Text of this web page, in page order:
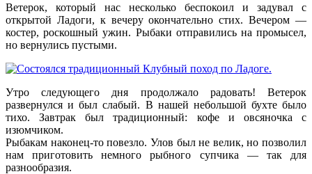
Ветерок, который нас несколько беспокоил и задувал с
открытой Ладоги, к вечеру окончательно стих. Вечером —
костер, роскошный ужин. Рыбаки отправились на промысел,
но вернулись пустыми.
Утро следующего дня продолжало радовать! Ветерок
развернулся и был слабый. В нашей небольшой бухте было
тихо. Завтрак был традиционный: кофе и овсяночка с
изюмчиком.
Рыбакам наконец-то повезло. Улов был не велик, но позволил
нам приготовить немного рыбного супчика — так для
разнообразия.